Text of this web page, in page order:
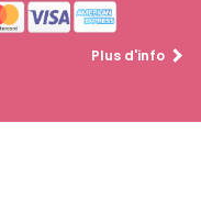
Plus d'info